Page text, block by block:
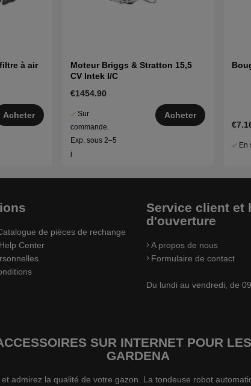
à air
Acheter
Moteur Briggs & Stratton 15,5
CV Intek I/C
€1454.90
Sur
commande.
Exp. sous 2–5
j
Acheter
En
de pièces de rechange
Center
Service client et
d'ouverture
A propos de nous
Formulaire de contact
Du lundi au vendredi, de
SUR INTERNET POUR
GARDENA
admirez la qualité de votre gazon. La tondeuse robot